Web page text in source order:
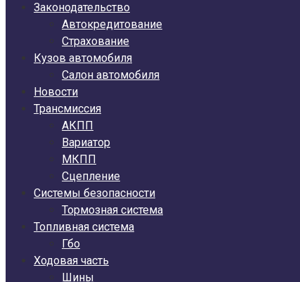
Законодательство
Автокредитование
Страхование
Кузов автомобиля
Салон автомобиля
Новости
Трансмиссия
АКПП
Вариатор
МКПП
Сцепление
Системы безопасности
Тормозная система
Топливная система
Гбо
Ходовая часть
Шины